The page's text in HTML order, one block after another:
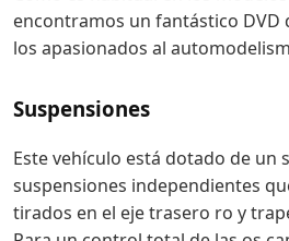
encontramos un fantástico DVD
los apasionados al
Suspensiones
Este vehículo está dotado de un
suspensiones independientes
tirados en el eje trasero ro y